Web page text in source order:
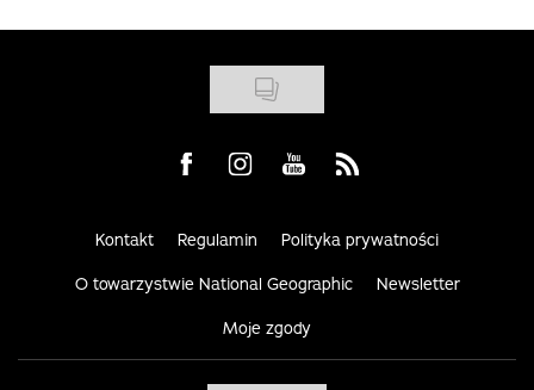
Visit us on Facebook
Visit us on Instagram
Visit us on Youtube
Visit us on Rss
Kontakt Regulamin Polityka prywatności
O towarzystwie National Geographic Newsletter
Moje zgody